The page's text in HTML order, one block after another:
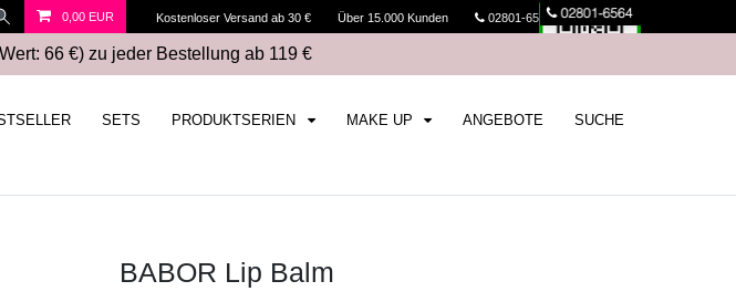
Kostenloser Versand ab 30 € Über 15.000 Kunden 02801-6564 Kasse
0,00 EUR
66 €) zu jeder Bestellung ab 119 €
SETS PRODUKTSERIEN MAKE UP ANGEBOTE SUCHE
BABOR Lip Balm